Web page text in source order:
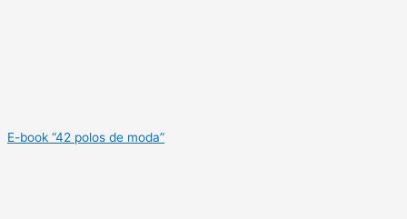
E-book “42 polos de moda”